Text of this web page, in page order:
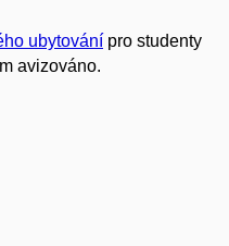
ubytování pro studenty
avizováno.